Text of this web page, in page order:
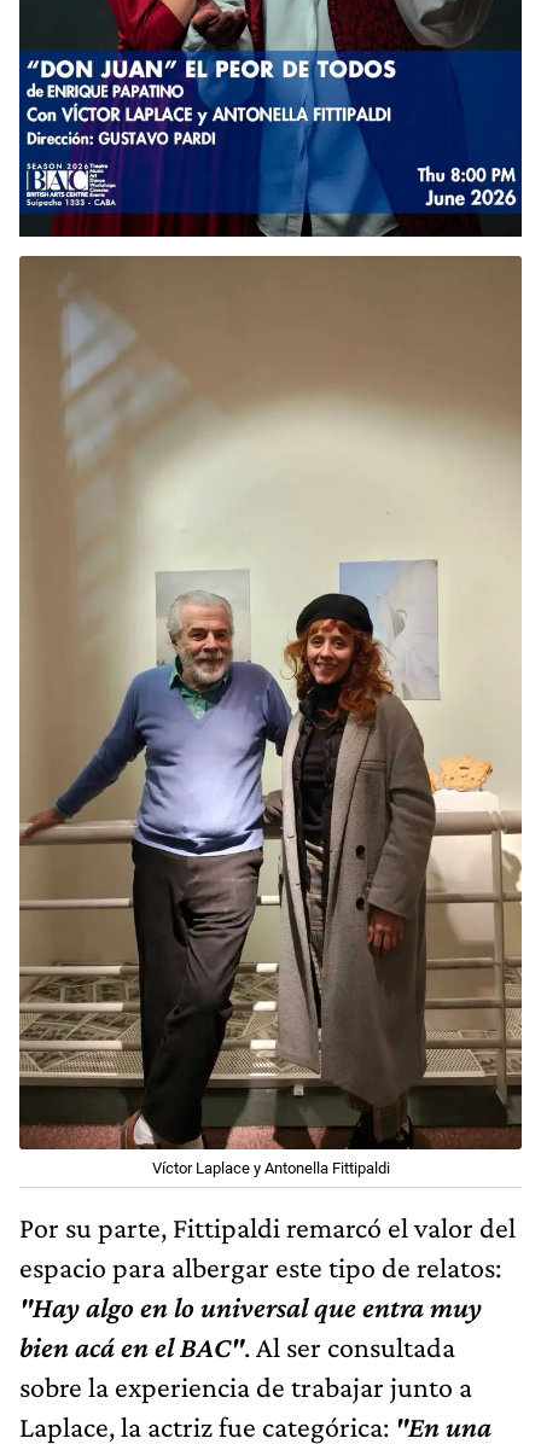
Víctor Laplace y Antonella Fittipaldi
Por su parte, Fittipaldi remarcó el valor del
espacio para albergar este tipo de relatos:
"Hay algo en lo universal que entra muy
bien acá en el BAC". Al ser consultada
sobre la experiencia de trabajar junto a
Laplace, la actriz fue categórica: "En una